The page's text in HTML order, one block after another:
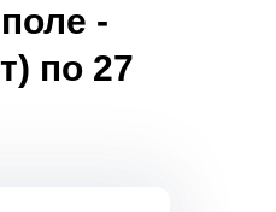
-
по 27